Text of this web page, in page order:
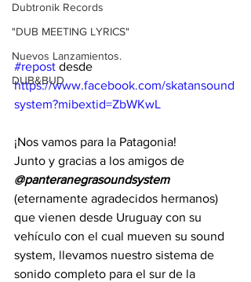
Dubtronik Records
"DUB MEETING LYRICS"
Nuevos Lanzamientos.
DUB&BUD
#repost desde
https://www.facebook.com/skatansound
system?mibextid=ZbWKwL
¡Nos vamos para la Patagonia!
Junto y gracias a los amigos de
@panteranegrasoundsystem
(eternamente agradecidos hermanos)
que vienen desde Uruguay con su
vehículo con el cual mueven su sound
system, llevamos nuestro sistema de
sonido completo para el sur de la